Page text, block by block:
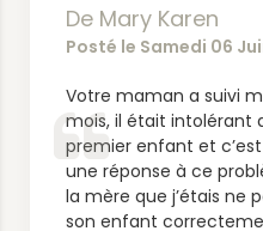
De Mary Karen
Posté le Samedi 06
Votre maman a suivi
mois, il était intolérant
premier enfant et
une réponse à ce
la mère que j’étais ne
son enfant